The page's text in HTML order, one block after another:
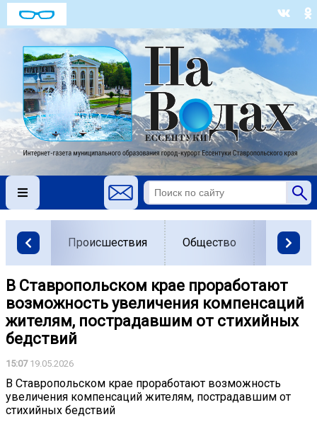
Происшествия Общество Власть
В Ставропольском крае проработают
возможность увеличения компенсаций
жителям, пострадавшим от стихийных
бедствий
15:0719.05.2026
В Ставропольском крае проработают возможность
увеличения компенсаций жителям, пострадавшим от
стихийных бедствий